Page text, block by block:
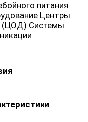
питания
Центры
(ЦОД) Системы